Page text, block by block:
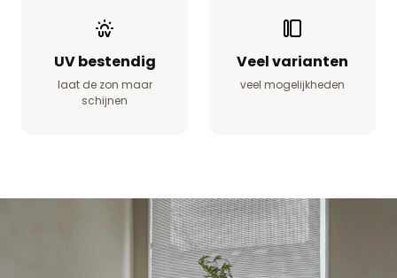
UV bestendig
laat de zon maar
schijnen
Veel varianten
veel mogelijkheden